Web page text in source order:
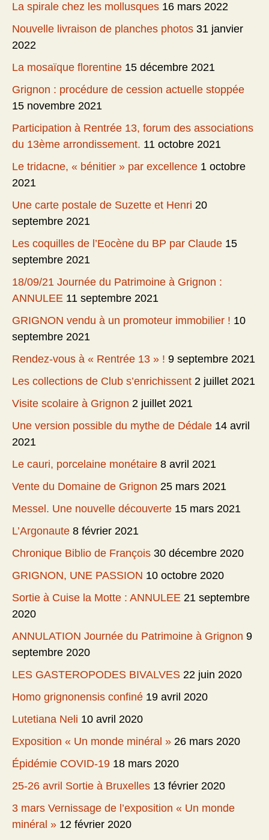
La spirale chez les mollusques 16 mars 2022
Nouvelle livraison de planches photos 31 janvier
2022
La mosaïque florentine 15 décembre 2021
Grignon : procédure de cession actuelle stoppée
15 novembre 2021
Participation à Rentrée 13, forum des associations
du 13ème arrondissement. 11 octobre 2021
Le tridacne, « bénitier » par excellence 1 octobre
2021
Une carte postale de Suzette et Henri 20
septembre 2021
Les coquilles de l’Eocène du BP par Claude 15
septembre 2021
18/09/21 Journée du Patrimoine à Grignon :
ANNULEE 11 septembre 2021
GRIGNON vendu à un promoteur immobilier ! 10
septembre 2021
Rendez-vous à « Rentrée 13 » ! 9 septembre 2021
Les collections de Club s’enrichissent 2 juillet 2021
Visite scolaire à Grignon 2 juillet 2021
Une version possible du mythe de Dédale 14 avril
2021
Le cauri, porcelaine monétaire 8 avril 2021
Vente du Domaine de Grignon 25 mars 2021
Messel. Une nouvelle découverte 15 mars 2021
L’Argonaute 8 février 2021
Chronique Biblio de François 30 décembre 2020
GRIGNON, UNE PASSION 10 octobre 2020
Sortie à Cuise la Motte : ANNULEE 21 septembre
2020
ANNULATION Journée du Patrimoine à Grignon 9
septembre 2020
LES GASTEROPODES BIVALVES 22 juin 2020
Homo grignonensis confiné 19 avril 2020
Lutetiana Neli 10 avril 2020
Exposition « Un monde minéral » 26 mars 2020
Épidémie COVID-19 18 mars 2020
25-26 avril Sortie à Bruxelles 13 février 2020
3 mars Vernissage de l’exposition « Un monde
minéral » 12 février 2020